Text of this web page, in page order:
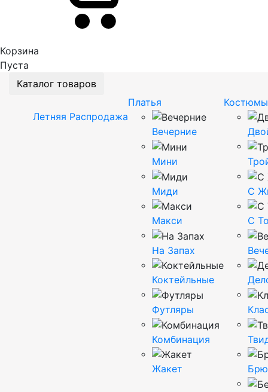
Корзина
Пуста
Каталог товаров
Летняя Распродажа
Платья
Вечерние
Мини
Миди
Макси
На Запах
Коктейльные
Футляры
Комбинация
Жакет
Костюмы
С
С